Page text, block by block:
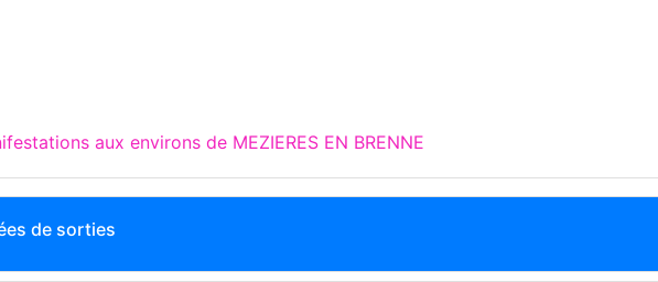
aux environs de MEZIERES EN BRENNE
de sorties